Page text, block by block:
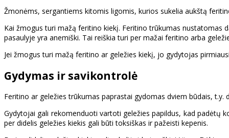
Žmonėms, sergantiems kitomis ligomis, kurios sukelia aukštą
Kai žmogus turi mažą feritino kiekį. Feritino trūkumas nustatomas
pasaulyje yra anemiški. Tai reiškia turi per mažai feritino arba
Jei žmogus turi mažą feritino ar geležies kiekį, jo gydytojas
Gydymas ir savikontrolė
Feritino ar geležies trūkumas paprastai gydomas dviem būdais,
Gydytojai gali rekomenduoti vartoti geležies papildus, kad padėtų
per didelis geležies kiekis gali būti toksiškas ir pažeisti kepenis.